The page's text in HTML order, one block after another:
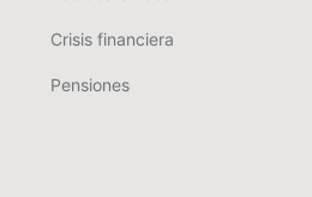
Crisis financiera
Pensiones